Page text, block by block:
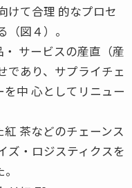
けて合理 的なプロセ
図４）。
サービスの産直（産
であり、サプライチェ
中 心としてリニュー
茶などのチェーンス
ズ・ロジスティクスを